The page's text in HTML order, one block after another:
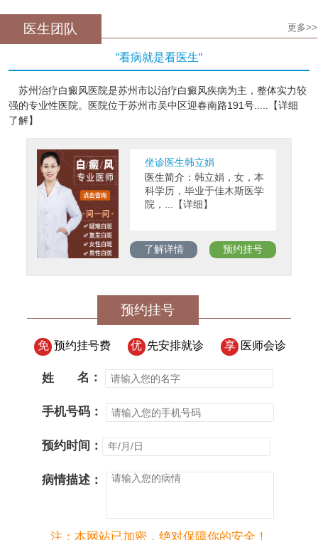
医生团队 更多>>
“看病就是看医生“
苏州治疗白癜风医院是苏州市以治疗白癜风疾病为主，整体实力较
强的专业性医院。医院位于苏州市吴中区迎春南路191号.....【详细
了解】
坐诊医生韩立娟
医生简介： 韩立娟，女，本
科学历，毕业于佳木斯医学
院，...【详细】
了解详情 预约挂号
预约挂号
免 预约挂号费 优 先安排就诊 享 医师会诊
姓 名：
手机号码：
预约时间：
病情描述：
注：本网站已加密，绝对保障你的安全！